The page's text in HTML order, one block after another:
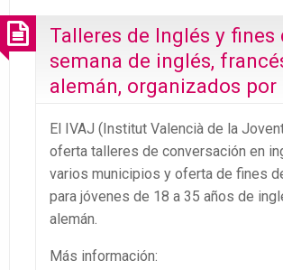
Talleres de Inglés y fines
semana de inglés,
alemán, organizados por
El IVAJ (Institut Valencià de la
oferta talleres de conversación en
varios municipios y oferta de fines
para jóvenes de 18 a 35 años de
alemán.
Más información: